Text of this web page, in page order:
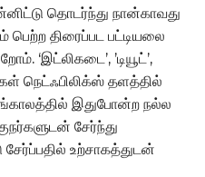
தொடர்ந்து நான்காவது
திரைப்பட பட்டியலை
‘இட்லிகடை’, ’டியூட்’,
நெட்ஃபிலிக்ஸ் தளத்தில்
இதுபோன்ற நல்ல
சேர்ந்து
உற்சாகத்துடன்